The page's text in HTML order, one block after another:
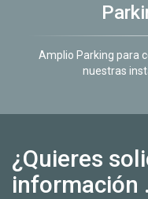
Amplio Parking para
nuestras
¿Quieres
información